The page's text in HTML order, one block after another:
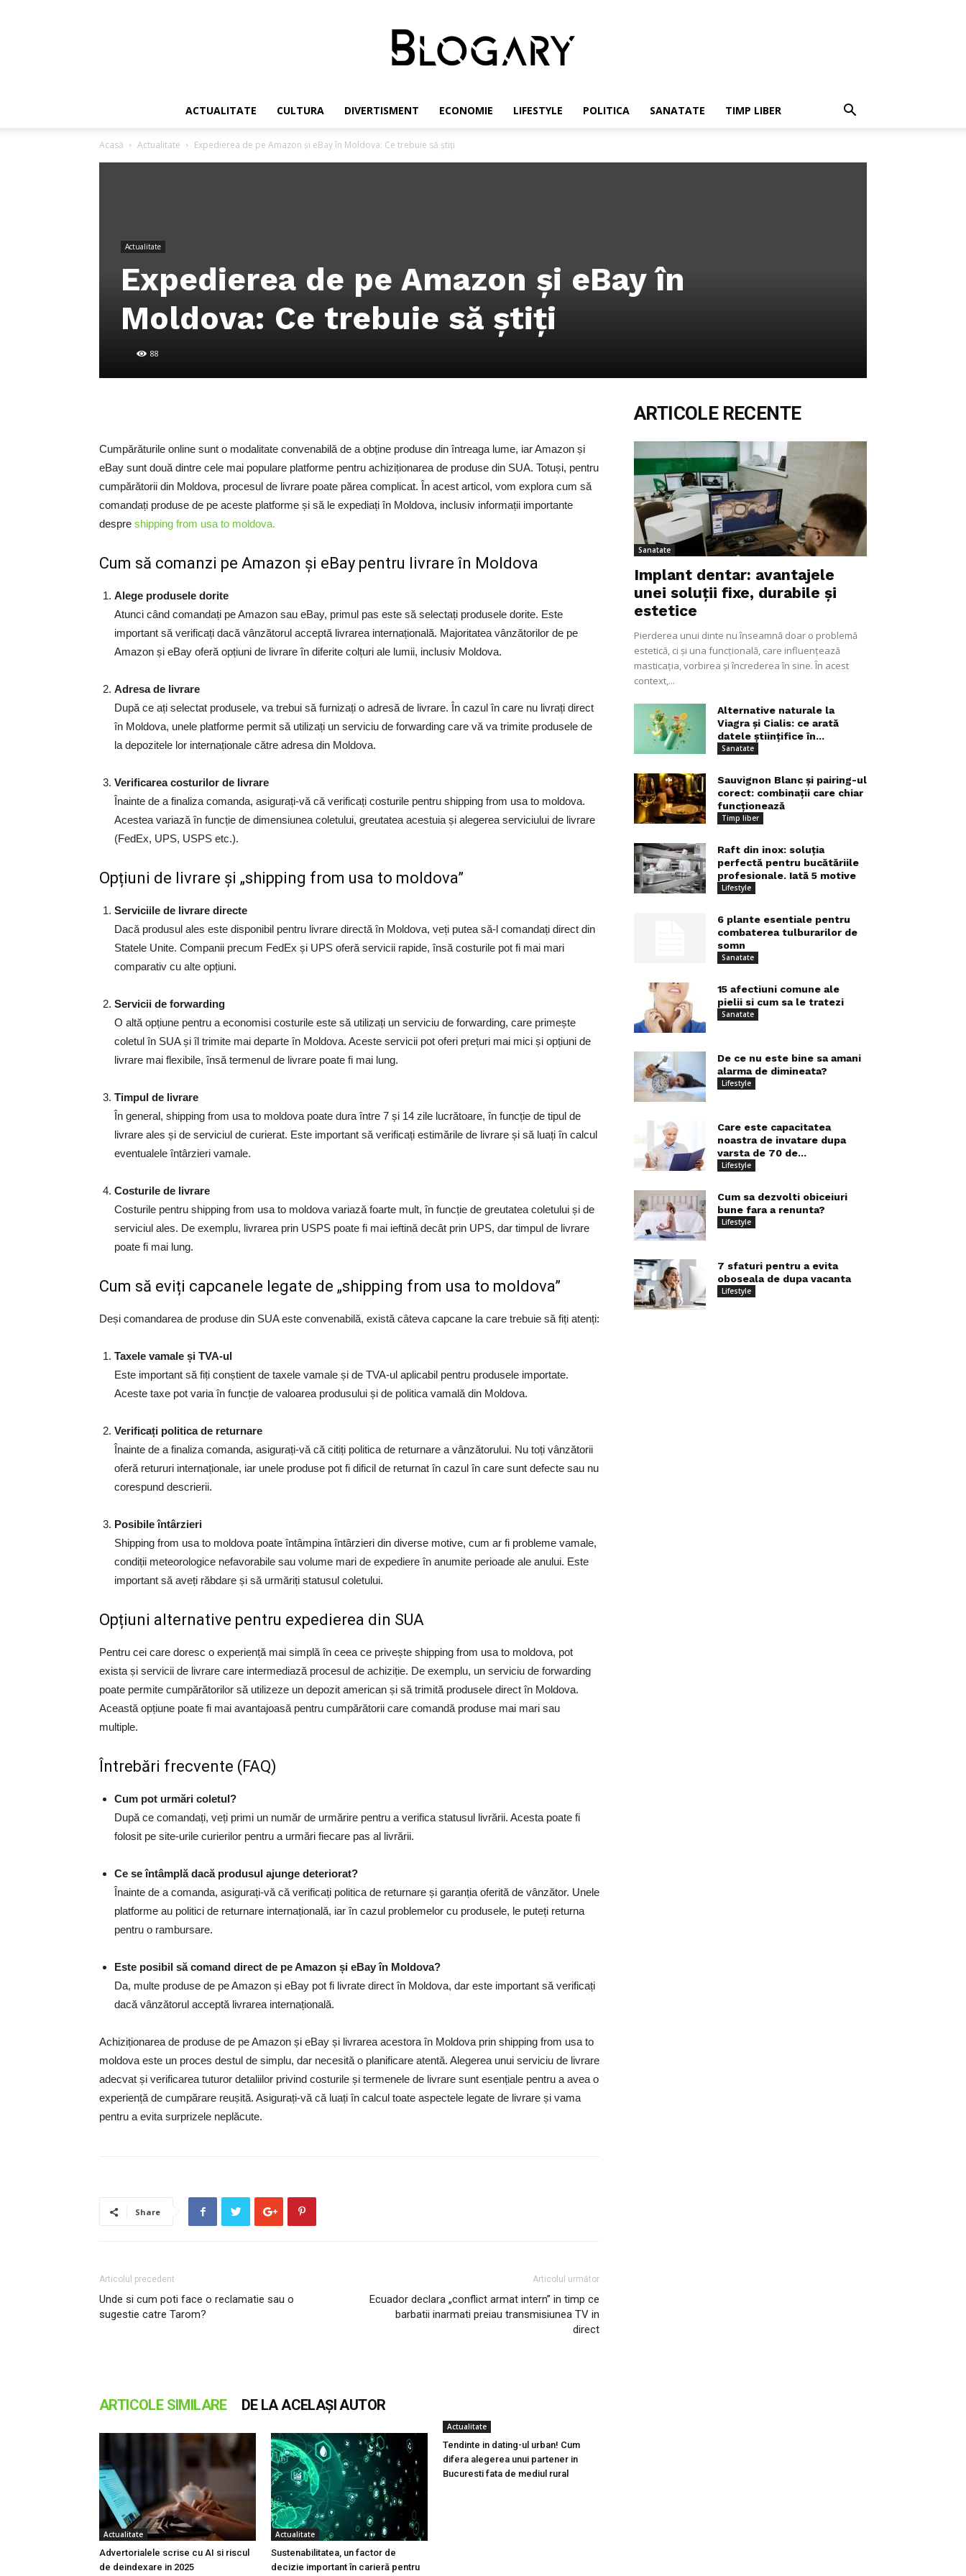
Blogary
ACTUALITATE CULTURA DIVERTISMENT ECONOMIE LIFESTYLE POLITICA SANATATE TIMP LIBER
Acasă Actualitate Expedierea de pe Amazon și eBay în Moldova: Ce trebuie să știți
Actualitate
Expedierea de pe Amazon și eBay în
Moldova: Ce trebuie să știți
88
Cumpărăturile online sunt o modalitate convenabilă de a obține produse din întreaga lume, iar Amazon și
eBay sunt două dintre cele mai populare platforme pentru achiziționarea de produse din SUA. Totuși, pentru
cumpărătorii din Moldova, procesul de livrare poate părea complicat. În acest articol, vom explora cum să
comandați produse de pe aceste platforme și să le expediați în Moldova, inclusiv informații importante
despre shipping from usa to moldova.
Cum să comanzi pe Amazon și eBay pentru livrare în Moldova
Alege produsele dorite
Atunci când comandați pe Amazon sau eBay, primul pas este să selectați produsele dorite. Este
important să verificați dacă vânzătorul acceptă livrarea internațională. Majoritatea vânzătorilor de pe
Amazon și eBay oferă opțiuni de livrare în diferite colțuri ale lumii, inclusiv Moldova.
Adresa de livrare
După ce ați selectat produsele, va trebui să furnizați o adresă de livrare. În cazul în care nu livrați direct
în Moldova, unele platforme permit să utilizați un serviciu de forwarding care vă va trimite produsele de
la depozitele lor internaționale către adresa din Moldova.
Verificarea costurilor de livrare
Înainte de a finaliza comanda, asigurați-vă că verificați costurile pentru shipping from usa to moldova.
Acestea variază în funcție de dimensiunea coletului, greutatea acestuia și alegerea serviciului de livrare
(FedEx, UPS, USPS etc.).
Opțiuni de livrare și „shipping from usa to moldova”
Serviciile de livrare directe
Dacă produsul ales este disponibil pentru livrare directă în Moldova, veți putea să-l comandați direct din
Statele Unite. Companii precum FedEx și UPS oferă servicii rapide, însă costurile pot fi mai mari
comparativ cu alte opțiuni.
Servicii de forwarding
O altă opțiune pentru a economisi costurile este să utilizați un serviciu de forwarding, care primește
coletul în SUA și îl trimite mai departe în Moldova. Aceste servicii pot oferi prețuri mai mici și opțiuni de
livrare mai flexibile, însă termenul de livrare poate fi mai lung.
Timpul de livrare
În general, shipping from usa to moldova poate dura între 7 și 14 zile lucrătoare, în funcție de tipul de
livrare ales și de serviciul de curierat. Este important să verificați estimările de livrare și să luați în calcul
eventualele întârzieri vamale.
Costurile de livrare
Costurile pentru shipping from usa to moldova variază foarte mult, în funcție de greutatea coletului și de
serviciul ales. De exemplu, livrarea prin USPS poate fi mai ieftină decât prin UPS, dar timpul de livrare
poate fi mai lung.
Cum să eviți capcanele legate de „shipping from usa to moldova”
Deși comandarea de produse din SUA este convenabilă, există câteva capcane la care trebuie să fiți atenți:
Taxele vamale și TVA-ul
Este important să fiți conștient de taxele vamale și de TVA-ul aplicabil pentru produsele importate.
Aceste taxe pot varia în funcție de valoarea produsului și de politica vamală din Moldova.
Verificați politica de returnare
Înainte de a finaliza comanda, asigurați-vă că citiți politica de returnare a vânzătorului. Nu toți vânzătorii
oferă retururi internaționale, iar unele produse pot fi dificil de returnat în cazul în care sunt defecte sau nu
corespund descrierii.
Posibile întârzieri
Shipping from usa to moldova poate întâmpina întârzieri din diverse motive, cum ar fi probleme vamale,
condiții meteorologice nefavorabile sau volume mari de expediere în anumite perioade ale anului. Este
important să aveți răbdare și să urmăriți statusul coletului.
Opțiuni alternative pentru expedierea din SUA
Pentru cei care doresc o experiență mai simplă în ceea ce privește shipping from usa to moldova, pot
exista și servicii de livrare care intermediază procesul de achiziție. De exemplu, un serviciu de forwarding
poate permite cumpărătorilor să utilizeze un depozit american și să trimită produsele direct în Moldova.
Această opțiune poate fi mai avantajoasă pentru cumpărătorii care comandă produse mai mari sau
multiple.
Întrebări frecvente (FAQ)
Cum pot urmări coletul?
După ce comandați, veți primi un număr de urmărire pentru a verifica statusul livrării. Acesta poate fi
folosit pe site-urile curierilor pentru a urmări fiecare pas al livrării.
Ce se întâmplă dacă produsul ajunge deteriorat?
Înainte de a comanda, asigurați-vă că verificați politica de returnare și garanția oferită de vânzător. Unele
platforme au politici de returnare internațională, iar în cazul problemelor cu produsele, le puteți returna
pentru o rambursare.
Este posibil să comand direct de pe Amazon și eBay în Moldova?
Da, multe produse de pe Amazon și eBay pot fi livrate direct în Moldova, dar este important să verificați
dacă vânzătorul acceptă livrarea internațională.
Achiziționarea de produse de pe Amazon și eBay și livrarea acestora în Moldova prin shipping from usa to
moldova este un proces destul de simplu, dar necesită o planificare atentă. Alegerea unui serviciu de livrare
adecvat și verificarea tuturor detaliilor privind costurile și termenele de livrare sunt esențiale pentru a avea o
experiență de cumpărare reușită. Asigurați-vă că luați în calcul toate aspectele legate de livrare și vama
pentru a evita surprizele neplăcute.
Share
Articolul precedent
Unde si cum poti face o reclamatie sau o
sugestie catre Tarom?
Articolul următor
Ecuador declara „conflict armat intern” in timp ce
barbatii inarmati preiau transmisiunea TV in
direct
ARTICOLE SIMILARE DE LA ACELAȘI AUTOR
Actualitate
Advertorialele scrise cu AI si riscul
de deindexare in 2025
Actualitate
Sustenabilitatea, un factor de
decizie important în carieră pentru
Actualitate
Tendinte in dating-ul urban! Cum
difera alegerea unui partener in
Bucuresti fata de mediul rural
ARTICOLE RECENTE
Sanatate
Implant dentar: avantajele
unei soluții fixe, durabile și
estetice
Pierderea unui dinte nu înseamnă doar o problemă
estetică, ci și una funcțională, care influențează
masticația, vorbirea și încrederea în sine. În acest
context,...
Alternative naturale la
Viagra și Cialis: ce arată
datele științifice în...
Sanatate
Sauvignon Blanc și pairing-ul
corect: combinații care chiar
funcționează
Timp liber
Raft din inox: soluția
perfectă pentru bucătăriile
profesionale. Iată 5 motive
Lifestyle
6 plante esentiale pentru
combaterea tulburarilor de
somn
Sanatate
15 afectiuni comune ale
pielii si cum sa le tratezi
Sanatate
De ce nu este bine sa amani
alarma de dimineata?
Lifestyle
Care este capacitatea
noastra de invatare dupa
varsta de 70 de...
Lifestyle
Cum sa dezvolti obiceiuri
bune fara a renunta?
Lifestyle
7 sfaturi pentru a evita
oboseala de dupa vacanta
Lifestyle